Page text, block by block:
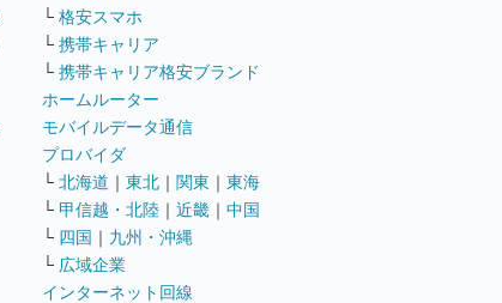
└ 格安スマホ
└ 携帯キャリア
└ 携帯キャリア格安ブランド
ホームルーター
モバイルデータ通信
プロバイダ
└ 北海道 ｜ 東北 ｜ 関東 ｜ 東海
└ 甲信越・北陸 ｜ 近畿 ｜ 中国
└ 四国 ｜ 九州・沖縄
└ 広域企業
インターネット回線